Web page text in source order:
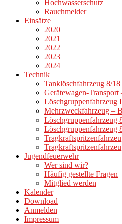
Hochwasserschutz
Rauchmelder
Einsätze
2020
2021
2022
2023
2024
Technik
Tanklöschfahrzeug 8/
Gerätewagen-
Mehrzweckfahrzeug –
Löschgruppenfahrzeug
Löschgruppenfahrzeug
Jugendfeuerwehr
Wer sind wir?
Häufig gestellte Fragen
Mitglied werden
Kalender
Download
Anmelden
Impressum